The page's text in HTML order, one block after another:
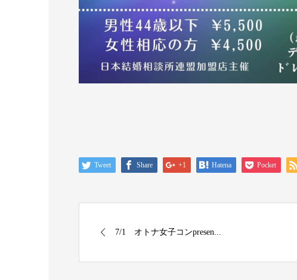
Tweet Share +1 Hatena Pocket
7/1 オトナ女子コンpresen...